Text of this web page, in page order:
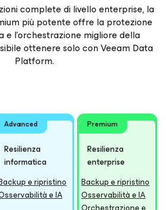
complete di livello enterprise, la
più potente offre la protezione
e l'orchestrazione migliore della
ottenere solo con Veeam Data
Platform.
Advanced
Resilienza
informatica
Premium
Resilienza
enterprise
e ripristino
e IA
Backup e ripristino
Osservabilità e IA